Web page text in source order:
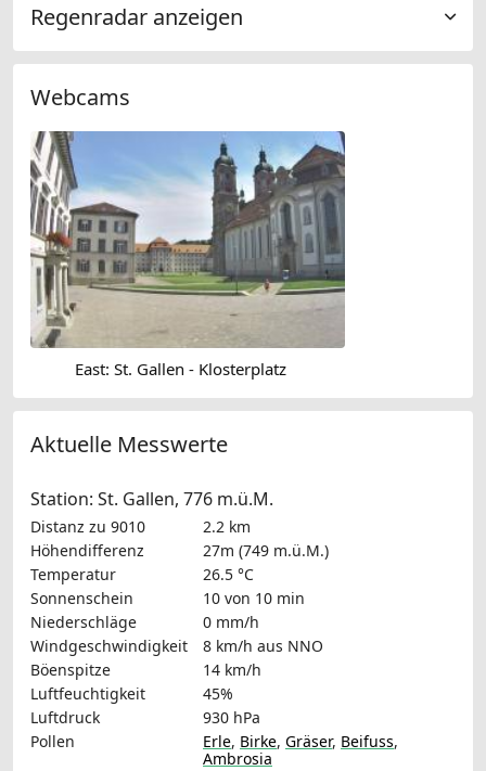
Regenradar anzeigen
Webcams
East: St. Gallen - Klosterplatz
Aktuelle Messwerte
Station: St. Gallen, 776 m.ü.M.
Distanz zu 9010
2.2 km
Höhendifferenz
27m (749 m.ü.M.)
Temperatur
26.5 °C
Sonnenschein
10 von 10 min
Niederschläge
0 mm/h
Windgeschwindigkeit
8 km/h aus NNO
Böenspitze
14 km/h
Luftfeuchtigkeit
45%
Luftdruck
930 hPa
Pollen
Erle, Birke, Gräser, Beifuss,
Ambrosia